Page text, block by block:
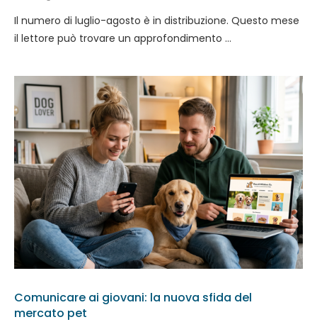
Il numero di luglio-agosto è in distribuzione. Questo mese
il lettore può trovare un approfondimento …
Comunicare ai giovani: la nuova sfida del
mercato pet